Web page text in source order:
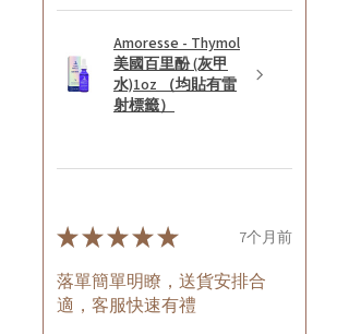
Amoresse - Thymol
美國百里酚 (灰甲
水)1oz （均貼有雷
射標籤）
★★★★★ 7个月前
落單簡單明瞭，送貨安排合
適，客服快速有禮